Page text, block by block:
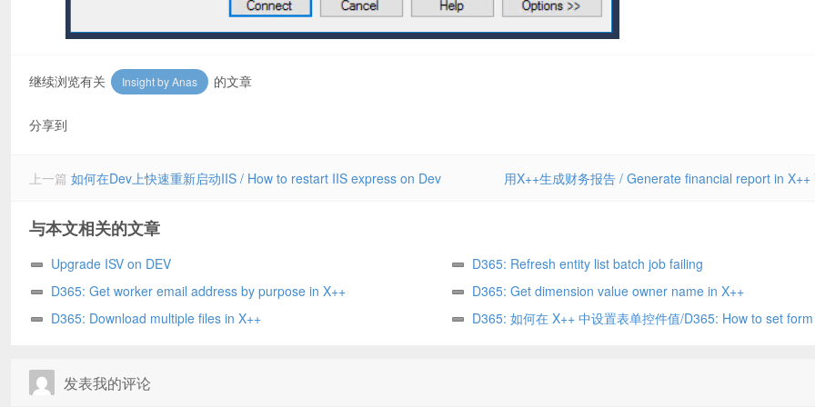
继续浏览有关 Insight by Anas 的文章
分享到
上一篇 如何在Dev上快速重新启动IIS / How to restart IIS express on Dev 用X++生成财务报告 / Generate financial report in X++
与本文相关的文章
Upgrade ISV on DEV
D365: Refresh entity list batch job failing
D365: Get worker email address by purpose in X++
D365: Get dimension value owner name in X++
D365: Download multiple files in X++
D365: 如何在 X++ 中设置表单控件值/D365: How to set
发表我的评论